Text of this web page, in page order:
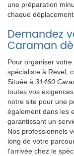
une préparation
chaque
Demandez
Caraman
Pour organiser
spécialiste à Revel,
Située à 31460
toutes vos
notre site pour une
également dans les
garantissant un
Nos professionnels
long de votre
l'arrivée chez le